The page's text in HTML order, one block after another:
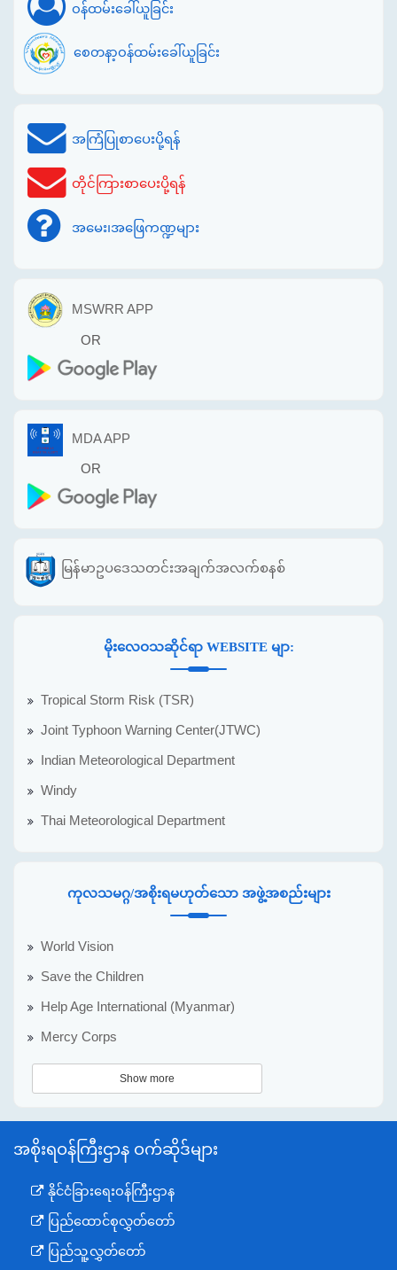
ဝန်ထမ်းခေါ်ယူခြင်း
စေတနာ့ဝန်ထမ်းခေါ်ယူခြင်း
အကြံပြုစာပေးပို့ရန်
တိုင်ကြားစာပေးပို့ရန်
အမေး၊အဖြေကဏ္ဍများ
MSWRR APP
OR
MDA APP
OR
မြန်မာဥပဒေသတင်းအချက်အလက်စနစ်
မိုးလေဝသဆိုင်ရာ WEBSITE မျာ:
Tropical Storm Risk (TSR)
Joint Typhoon Warning Center(JTWC)
Indian Meteorological Department
Windy
Thai Meteorological Department
ကုလသမဂ္ဂ/အစိုးရမဟုတ်သော အဖွဲ့အစည်းများ
World Vision
Save the Children
Help Age International (Myanmar)
Mercy Corps
Show more
အစိုးရဝန်ကြီးဌာန ဝက်ဆိုဒ်များ
နိုင်ငံခြားရေးဝန်ကြီးဌာန
ပြည်ထောင်စုလွှတ်တော်
ပြည်သူ့လွှတ်တော်